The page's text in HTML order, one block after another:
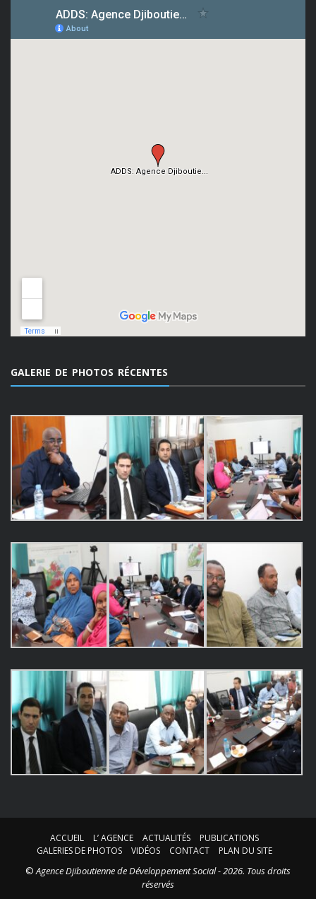
GALERIE DE PHOTOS RÉCENTES
ACCUEIL L’ AGENCE ACTUALITÉS
PUBLICATIONS
GALERIES DE PHOTOS
VIDÉOS CONTACT PLAN DU SITE
©Agence Djiboutienne de Développement Social - 2026. Tous droits
réservés